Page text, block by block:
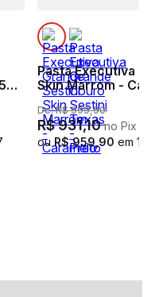
Pasta Executiva
Skin Marrom -
De:R$ 999,90
R$931,10no Pix
ou R$ 959 90 em 10